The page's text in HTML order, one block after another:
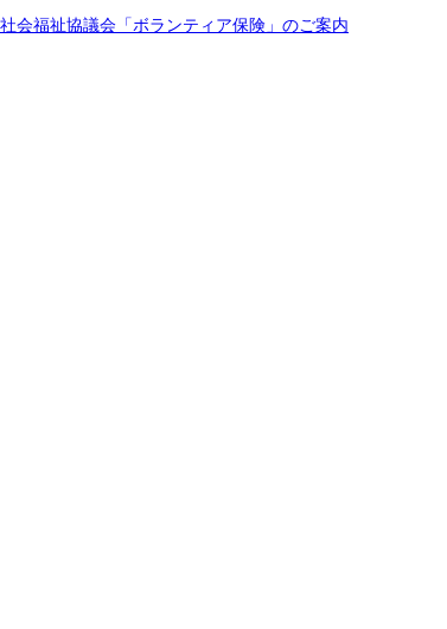
会福祉協議会「ボランティア保険」のご案内